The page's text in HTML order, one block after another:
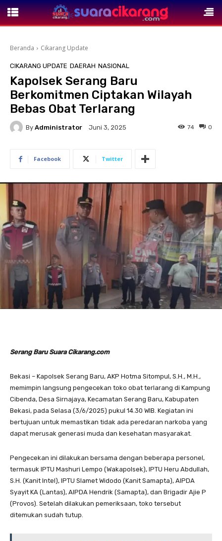
Beranda Cikarang Update
CIKARANG UPDATE DAERAH NASIONAL
Kapolsek Serang Baru
Berkomitmen Ciptakan Wilayah
Bebas Obat Terlarang
By Administrator Juni 3, 2025 0
74
Facebook Twitter
Serang Baru Suara Cikarang.com
Bekasi – Kapolsek Serang Baru, AKP Hotma Sitompul, S.H., M.H.,
memimpin langsung pengecekan toko obat terlarang di Kampung
Cibenda, Desa Sirnajaya, Kecamatan Serang Baru, Kabupaten
Bekasi, pada Selasa (3/6/2025) pukul 14.30 WIB. Kegiatan ini
bertujuan untuk memastikan tidak ada peredaran narkoba yang
dapat merusak generasi muda dan kesehatan masyarakat.
Pengecekan ini dilakukan bersama dengan beberapa personel,
termasuk IPTU Mashuri Lempo (Wakapolsek), IPTU Heru Abdullah,
S.H. (Kanit Intel), IPTU Slamet Widodo (Kanit Samapta), AIPDA
Syayit KA (Lantas), AIPDA Hendrik (Samapta), dan Brigadir Ajie P
(Provos). Setelah dilakukan pemeriksaan, toko tersebut
ditemukan sudah tutup.